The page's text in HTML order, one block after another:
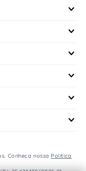
Conheça nossa Política